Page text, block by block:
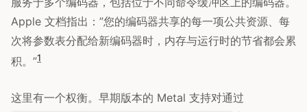
Apple 文档指出：”您的编码器共享的每一项公共资源、每
次将参数表分配给新编码器时，内存与运行时的节省都会累
积。”1
这里有一个权衡。早期版本的 Metal 支持对通过